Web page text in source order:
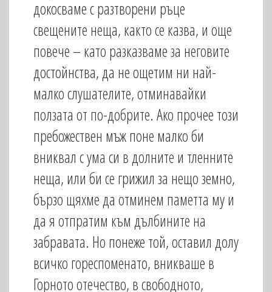
докосваме с разтворени ръце
свещените неща, както се казва, и още
повече – като разказваме за неговите
достойнства, да не ощетим ни най-
малко слушате­лите, отминавайки
ползата от по-добрите. Ако прочее този
пребожествен мъж поне малко би
вниквал с ума си в долните и тленните
неща, или би се грижил за нещо земно,
бързо щяхме да отминем паметта му и
да я отпратим към дълбините на
забравата. Но понеже той, оставил долу
всичко гореспоменато, вникваше в
Горното отечество, в свободното,